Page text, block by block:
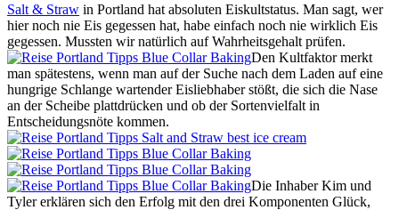
Salt & Straw in Portland hat absoluten Eiskultstatus. Man sagt, wer
hier noch nie Eis gegessen hat, habe einfach noch nie wirklich Eis
gegessen. Mussten wir natürlich auf Wahrheitsgehalt prüfen.
Den Kultfaktor merkt
man spätestens, wenn man auf der Suche nach dem Laden auf eine
hungrige Schlange wartender Eisliebhaber stößt, die sich die Nase
an der Scheibe plattdrücken und ob der Sortenvielfalt in
Entscheidungsnöte kommen.
Die Inhaber Kim und
Tyler erklären sich den Erfolg mit den drei Komponenten Glück,